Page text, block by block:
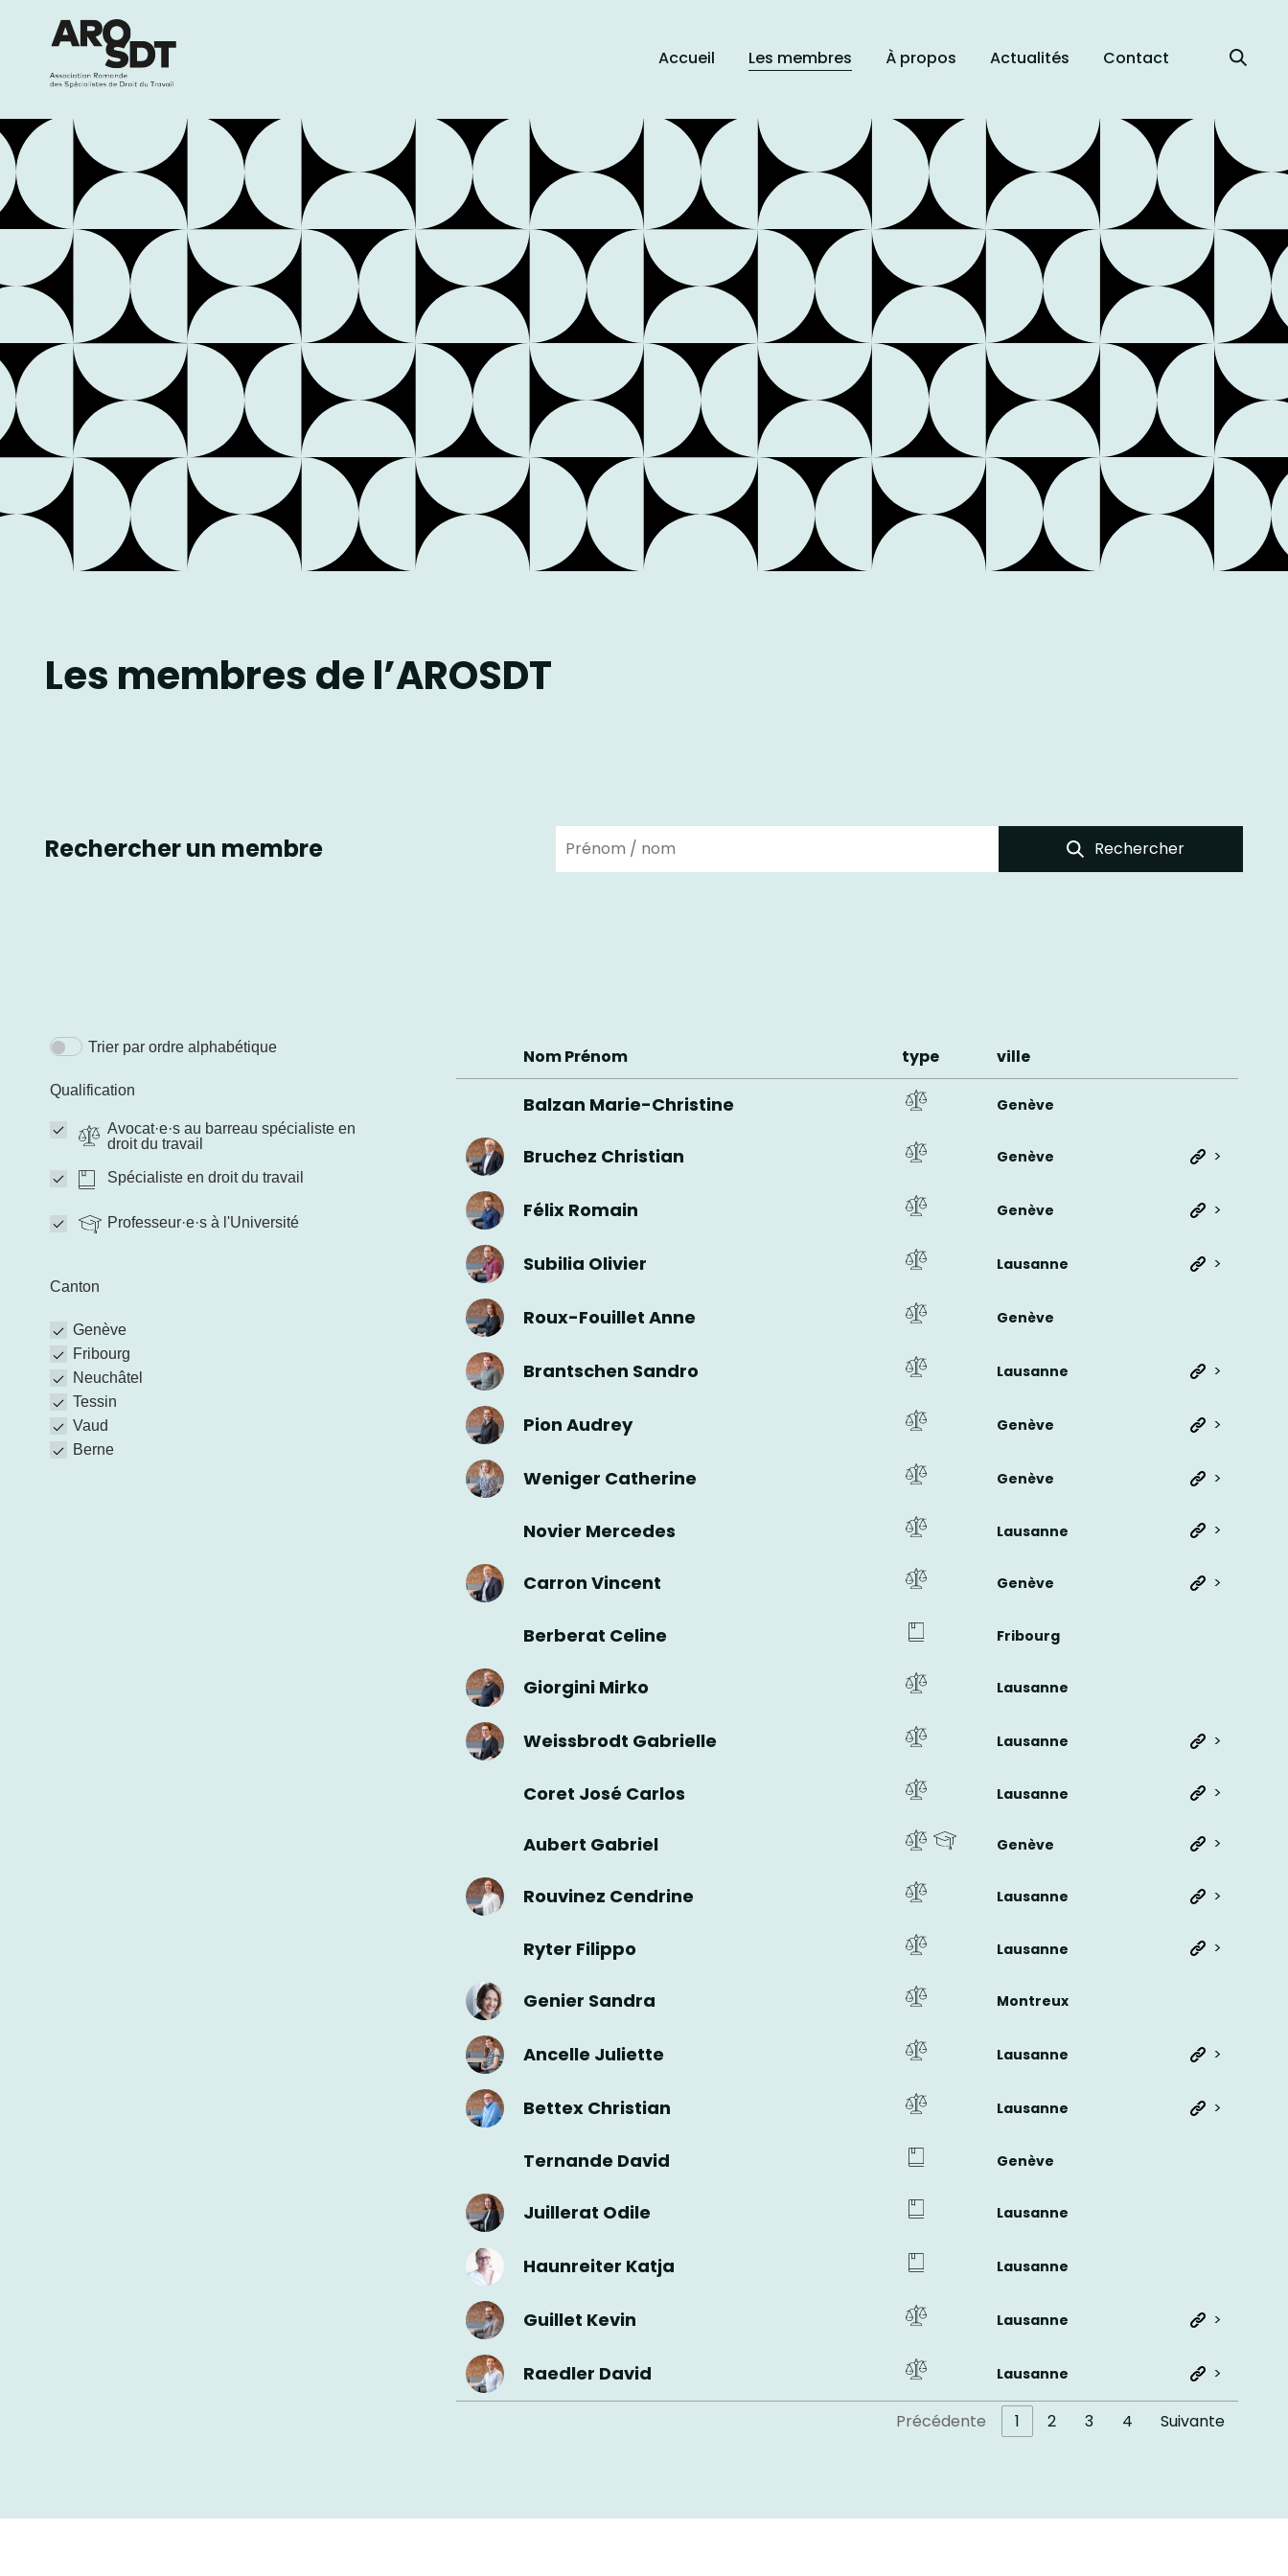
Accueil Les membres À propos Actualités Contact
Les membres de l’AROSDT
Rechercher un membre Rechercher
Trier par ordre alphabétique
Qualification
Avocat·e·s au barreau spécialiste en
droit du travail
Spécialiste en droit du travail
Professeur·e·s à l'Université
Canton
Genève
Fribourg
Neuchâtel
Tessin
Vaud
Berne
Nom Prénom type ville
Balzan Marie-Christine Genève
Bruchez Christian Genève >
Félix Romain Genève >
Subilia Olivier Lausanne >
Roux-Fouillet Anne Genève
Brantschen Sandro Lausanne >
Pion Audrey Genève >
Weniger Catherine Genève >
Novier Mercedes Lausanne >
Carron Vincent Genève >
Berberat Celine Fribourg
Giorgini Mirko Lausanne
Weissbrodt Gabrielle Lausanne >
Coret José Carlos Lausanne >
Aubert Gabriel Genève >
Rouvinez Cendrine Lausanne >
Ryter Filippo Lausanne >
Genier Sandra Montreux
Ancelle Juliette Lausanne >
Bettex Christian Lausanne >
Ternande David Genève
Juillerat Odile Lausanne
Haunreiter Katja Lausanne
Guillet Kevin Lausanne >
Raedler David Lausanne >
Précédente 1 2 3 4 Suivante